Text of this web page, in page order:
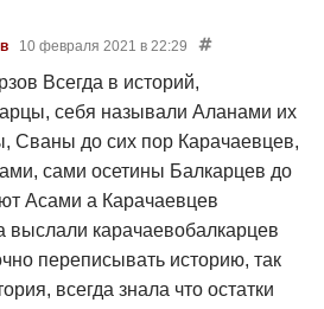
10 февраля 2021 в 22:29
Всегда в историй,
себя называли Аланами их
Сваны до сих пор Карачаевцев,
сами осетины Балкарцев до
Асами а Карачаевцев
выслали карачаевобалкарцев
переписывать историю, так
всегда знала что остатки